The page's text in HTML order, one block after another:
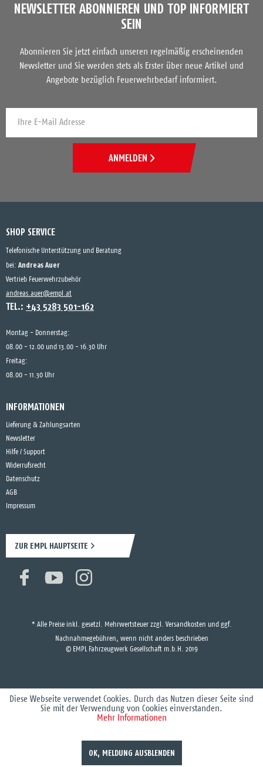
NEWSLETTER ABONNIEREN UND TOP INFORMIERT
SEIN
Abonnieren Sie jetzt einfach unseren regelmäßig erscheinenden
Newsletter und Sie werden stets als Erster über neue Artikel und
Angebote bezüglich Feuerwehrbedarf informiert.
ANMELDEN
SHOP SERVICE
Telefonische Unterstützung und Beratung
bei: Andreas Auer
Vertrieb Feuerwehrzubehör
andreas.auer@empl.at
TEL.: +43 5283 501-162
Montag - Donnerstag:
08.00 - 12.00 und 13.00 - 16.30 Uhr
Freitag:
08.00 - 11.30 Uhr
INFORMATIONEN
Lieferung & Zahlungsarten
Newsletter
Hilfe / Support
Widerrufsrecht
Datenschutz
AGB
Impressum
ZUR EMPL HAUPTSEITE
* Alle Preise inkl. gesetzl. Mehrwertsteuer zzgl. Versandkosten und ggf.
Nachnahmegebühren, wenn nicht anders beschrieben
© EMPL Fahrzeugwerk Gesellschaft m.b.H. 2019
Diese Webseite verwendet Cookies. Durch das Nutzen dieser Seite sind
Sie mit der Verwendung von Cookies einverstanden.
Mehr Informationen
OK, MELDUNG AUSBLENDEN